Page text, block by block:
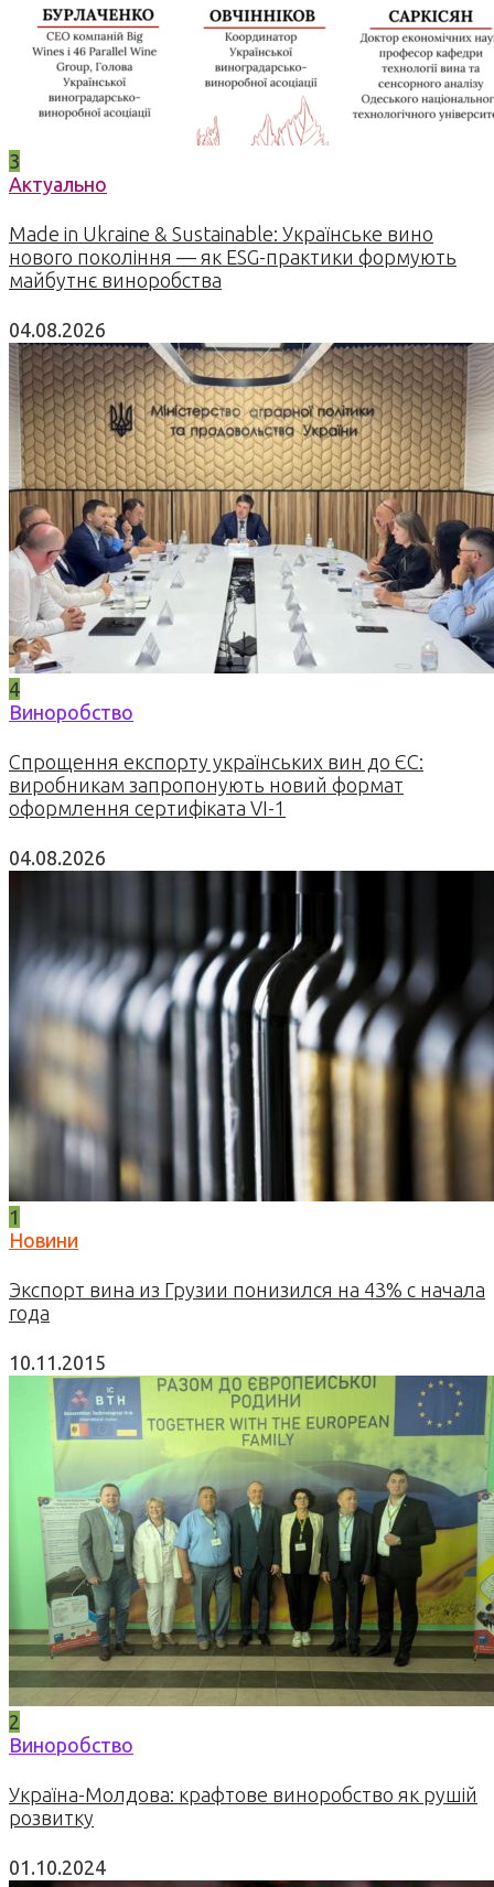
3
Актуально
Made in Ukraine & Sustainable: Українське вино
нового покоління — як ESG-практики формують
майбутнє виноробства
04.08.2026
4
Виноробство
Спрощення експорту українських вин до ЄС:
виробникам запропонують новий формат
оформлення сертифіката VI-1
04.08.2026
1
Новини
Экспорт вина из Грузии понизился на 43% с начала
года
10.11.2015
2
Виноробство
Україна-Молдова: крафтове виноробство як рушій
розвитку
01.10.2024